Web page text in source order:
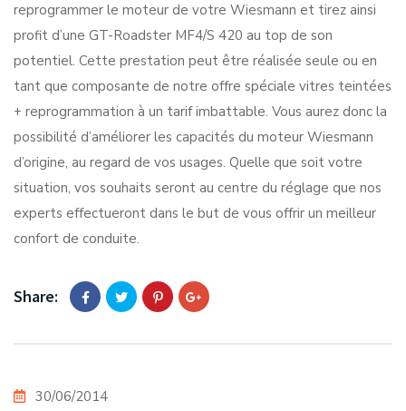
reprogrammer le moteur de votre Wiesmann et tirez ainsi
profit d’une GT-Roadster MF4/S 420 au top de son
potentiel. Cette prestation peut être réalisée seule ou en
tant que composante de notre offre spéciale vitres teintées
+ reprogrammation à un tarif imbattable. Vous aurez donc la
possibilité d’améliorer les capacités du moteur Wiesmann
d’origine, au regard de vos usages. Quelle que soit votre
situation, vos souhaits seront au centre du réglage que nos
experts effectueront dans le but de vous offrir un meilleur
confort de conduite.
Share:
30/06/2014